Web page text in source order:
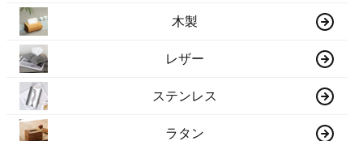
木製
レザー
ステンレス
ラタン